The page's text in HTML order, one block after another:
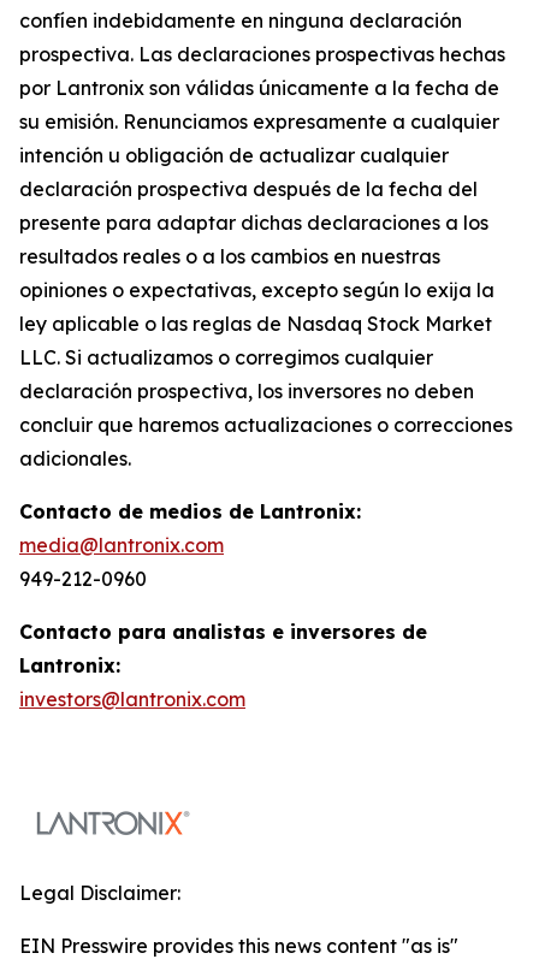
confíen indebidamente en ninguna declaración
prospectiva. Las declaraciones prospectivas hechas
por Lantronix son válidas únicamente a la fecha de
su emisión. Renunciamos expresamente a cualquier
intención u obligación de actualizar cualquier
declaración prospectiva después de la fecha del
presente para adaptar dichas declaraciones a los
resultados reales o a los cambios en nuestras
opiniones o expectativas, excepto según lo exija la
ley aplicable o las reglas de Nasdaq Stock Market
LLC. Si actualizamos o corregimos cualquier
declaración prospectiva, los inversores no deben
concluir que haremos actualizaciones o correcciones
adicionales.
Contacto de medios de Lantronix:
media@lantronix.com
949-212-0960
Contacto para analistas e inversores de
Lantronix:
investors@lantronix.com
Legal Disclaimer:
EIN Presswire provides this news content "as is"